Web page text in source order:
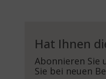
Hat Ihnen
Abonnieren Sie
Sie bei neuen